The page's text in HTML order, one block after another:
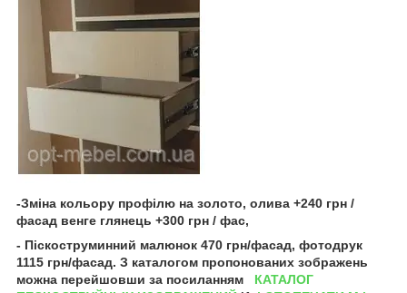
-Зміна кольору профілю на золото, олива +240 грн /
фасад венге глянець +300 грн / фас,
- Піскоструминний малюнок 470 грн/фасад, фотодрук
1115 грн/фасад. З каталогом пропонованих зображень
можна перейшовши за посиланням КАТАЛОГ